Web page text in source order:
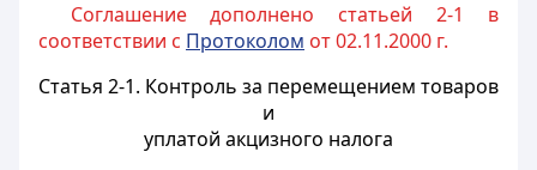
Соглашение дополнено статьей 2-1 в
соответствии с Протоколом от 02.11.2000 г.
Статья 2-1. Контроль за перемещением товаров
и
уплатой акцизного налога